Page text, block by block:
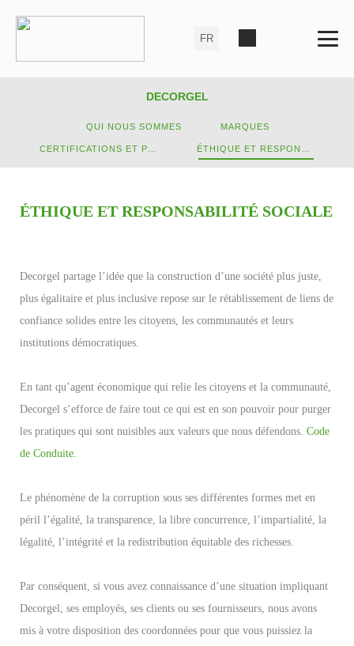
DECORGEL
QUI NOUS SOMMES MARQUES
ÉTHIQUE ET RESPONSABILITÉ SOCIALE
Decorgel partage l’idée que la construction d’une société plus juste,
plus égalitaire et plus inclusive repose sur le rétablissement de liens de
confiance solides entre les citoyens, les communautés et leurs
institutions démocratiques.
En tant qu’agent économique qui relie les citoyens et la communauté,
Decorgel s’efforce de faire tout ce qui est en son pouvoir pour purger
les pratiques qui sont nuisibles aux valeurs que nous défendons. Code
de Conduite.
Le phénomène de la corruption sous ses différentes formes met en
péril l’égalité, la transparence, la libre concurrence, l’impartialité, la
légalité, l’intégrité et la redistribution équitable des richesses.
Par conséquent, si vous avez connaissance d’une situation impliquant
Decorgel, ses employés, ses clients ou ses fournisseurs, nous avons
mis à votre disposition des coordonnées pour que vous puissiez la